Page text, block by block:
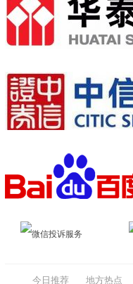
微信投诉服务
今日推荐 地方热点